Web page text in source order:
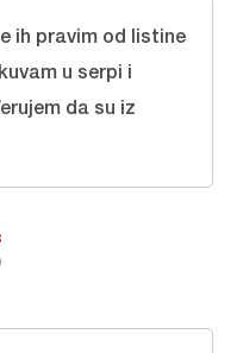
ih pravim od listine
u serpi i
da su iz